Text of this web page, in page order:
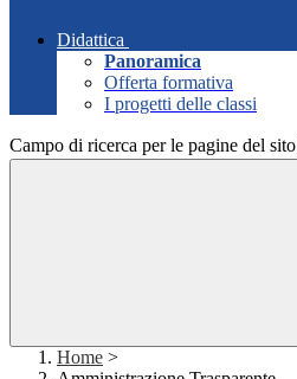
Didattica
Panoramica
Offerta formativa
I progetti delle classi
Campo di ricerca per le pagine del sito
Home >